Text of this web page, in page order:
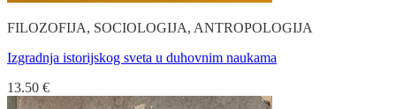
FILOZOFIJA, SOCIOLOGIJA, ANTROPOLOGIJA
Izgradnja istorijskog sveta u duhovnim naukama
13.50 €